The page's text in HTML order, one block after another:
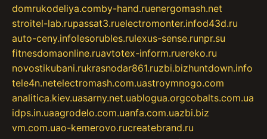
domrukodeliya.comby-hand.ruenergomash.net
stroitel-lab.rupassat3.ruelectromonter.infod43d.ru
auto-ceny.infolesorubles.rulexus-sense.runpr.su
fitnesdomaonline.ruavtotex-inform.ruereko.ru
novostikubani.rukrasnodar861.ruzbi.bizhuntdown.info
tele4n.netelectromash.com.uastroymnogo.com
analitica.kiev.uasarny.net.uablogua.orgcobalts.com.ua
idps.in.uaagrodelo.com.uanfa.com.uazbi.biz
vm.com.uao-kemerovo.rucreatebrand.ru